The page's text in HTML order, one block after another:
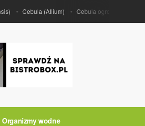
Cebula (Allium) Cebula ogrodowa (Allium
Organizmy wodne